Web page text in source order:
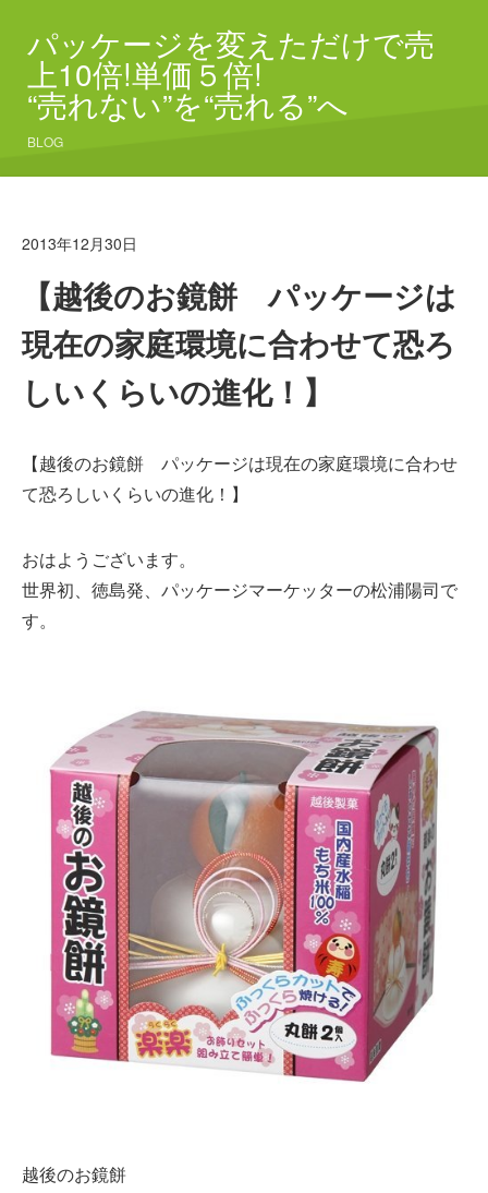
パッケージを変えただけで売
上10倍!単価５倍!
“売れない”を“売れる”へ
BLOG
2013年12月30日
【越後のお鏡餅 パッケージは
現在の家庭環境に合わせて恐ろ
しいくらいの進化！】
【越後のお鏡餅 パッケージは現在の家庭環境に合わせ
て恐ろしいくらいの進化！】
おはようございます。
世界初、徳島発、パッケージマーケッターの松浦陽司で
す。
越後のお鏡餅